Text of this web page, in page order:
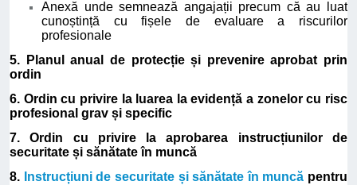
Anexă unde semnează angajații precum că au luat
cunoștință cu fișele de evaluare a riscurilor
profesionale
5. Planul anual de protecție și prevenire aprobat prin
ordin
6. Ordin cu privire la luarea la evidență a zonelor cu risc
profesional grav și specific
7. Ordin cu privire la aprobarea instrucțiunilor de
securitate și sănătate în muncă
8. Instrucțiuni de securitate și sănătate în muncă pentru